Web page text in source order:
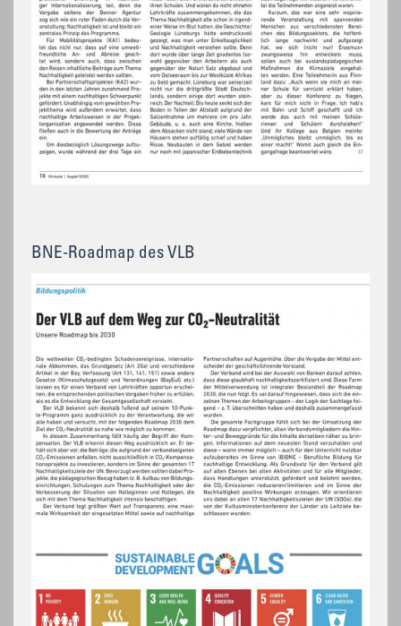
BNE-Roadmap des VLB